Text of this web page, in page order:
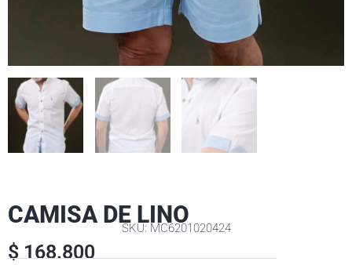
CAMISA DE LINO
SKU: MC6201020424
$168.800